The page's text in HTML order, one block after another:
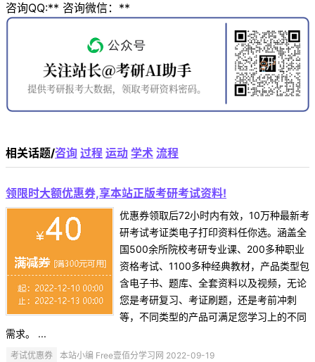
咨询QQ:** 咨询微信：**
相关话题/咨询 过程 运动 学术 流程
领限时大额优惠券,享本站正版考研考试资料!
优惠券领取后72小时内有效，10万种最新考
研考试考证类电子打印资料任你选。涵盖全
国500余所院校考研专业课、200多种职业
资格考试、1100多种经典教材，产品类型包
含电子书、题库、全套资料以及视频，无论
您是考研复习、考证刷题，还是考前冲刺
等，不同类型的产品可满足您学习上的不同
需求。 ...
考试优惠券 本站小编 Free壹佰分学习网 2022-09-19